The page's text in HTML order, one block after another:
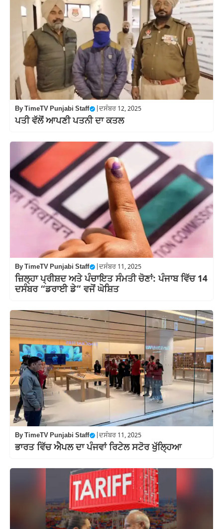
ByTimeTV Punjabi Staff ਦਸੰਬਰ 12, 2025
ਪਤੀ ਵੱਲੋਂ ਆਪਣੀ ਪਤਨੀ ਦਾ ਕਤਲ
ByTimeTV Punjabi Staff ਦਸੰਬਰ 11, 2025
ਜ਼ਿਲ੍ਹਾ ਪ੍ਰੀਸ਼ਦ ਅਤੇ ਪੰਚਾਇਤ ਸੰਮਤੀ ਚੋਣਾਂ: ਪੰਜਾਬ ਵਿੱਚ 14
ਦਸੰਬਰ “ਡਰਾਈ ਡੇ” ਵਜੋਂ ਘੋਸ਼ਿਤ
ByTimeTV Punjabi Staff ਦਸੰਬਰ 11, 2025
ਭਾਰਤ ਵਿੱਚ ਐਪਲ ਦਾ ਪੰਜਵਾਂ ਰਿਟੇਲ ਸਟੋਰ ਖੁੱਲ੍ਹਿਆ